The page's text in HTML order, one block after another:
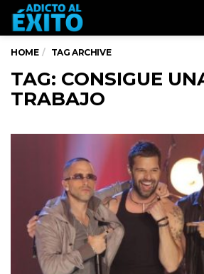
HOME TAG ARCHIVE
TAG: CONSIGUE
TRABAJO